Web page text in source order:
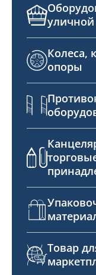
уличной
Колеса,
опоры
Товар